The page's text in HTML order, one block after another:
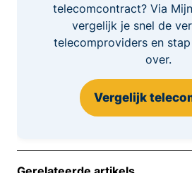
telecomcontract? Via
vergelijk je snel de
telecomproviders en
over.
Vergelijk